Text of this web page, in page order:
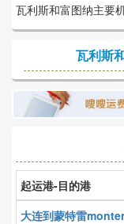
瓦利斯和富图纳主要
瓦利斯
起运港-目的港
大连到蒙特雷